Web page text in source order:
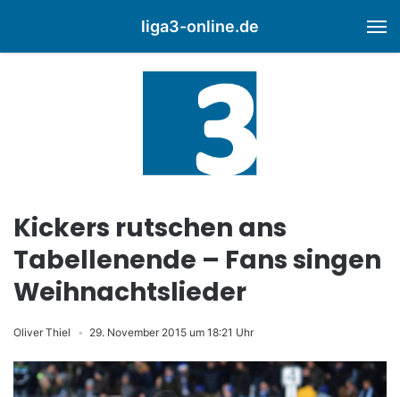
liga3-online.de
Kickers rutschen ans
Tabellenende – Fans singen
Weihnachtslieder
Oliver Thiel 29. November 2015 um 18:21 Uhr